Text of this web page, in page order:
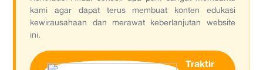
kami agar dapat terus membuat konten edukasi
kewirausahaan dan merawat keberlanjutan website
ini.
Traktir